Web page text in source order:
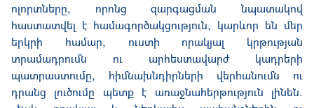
ոլորտները, որոնց զարգացման նպատակով
հաստատվել է համագործակցություն, կարևոր են մեր
երկրի համար, ուստի որակյալ կրթության
տրամադրումն ու արհեստավարժ կադրերի
պատրաստումը, հիմնախնդիրների վերհանումն ու
դրանց լուծումը պետք է առաջնահերթություն լինեն.